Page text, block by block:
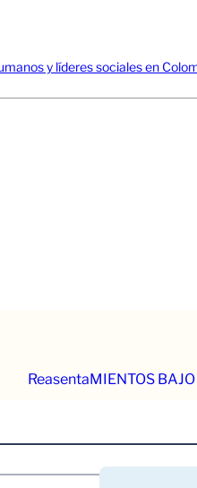
y líderes sociales en
ReasentaMIENTOS